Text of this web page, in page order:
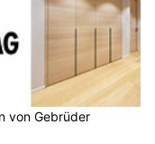
von Gebrüder